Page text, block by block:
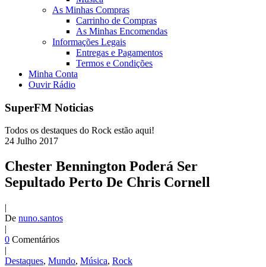
As Minhas Compras
Carrinho de Compras
As Minhas Encomendas
Informações Legais
Entregas e Pagamentos
Termos e Condições
Minha Conta
Ouvir Rádio
SuperFM Noticias
Todos os destaques do Rock estão aqui!
24 Julho 2017
Chester Bennington Poderá Ser
Sepultado Perto De Chris Cornell
|
De nuno.santos
|
0 Comentários
|
Destaques, Mundo, Música, Rock